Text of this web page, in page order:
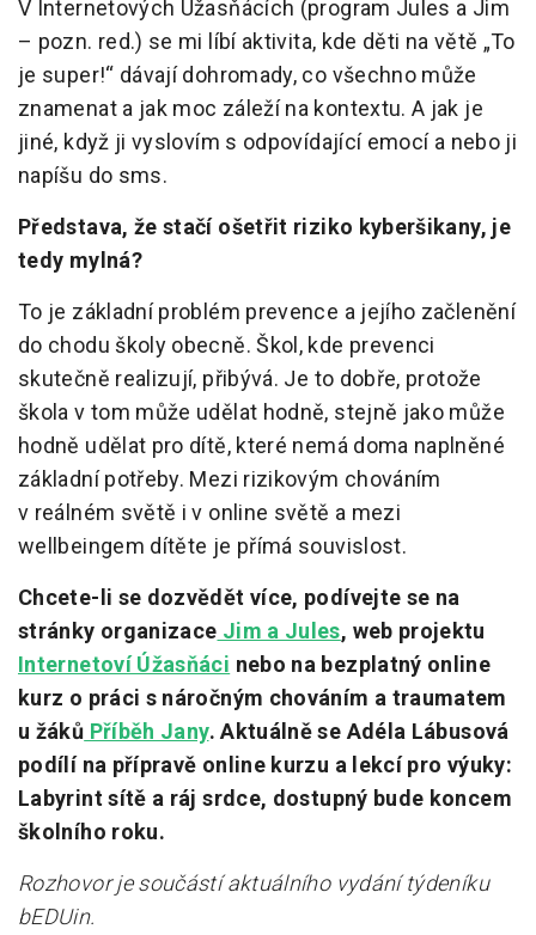
V Internetových Úžasňácích (program Jules a Jim
– pozn. red.) se mi líbí aktivita, kde děti na větě „To
je super!“ dávají dohromady, co všechno může
znamenat a jak moc záleží na kontextu. A jak je
jiné, když ji vyslovím s odpovídající emocí a nebo ji
napíšu do sms.
Představa, že stačí ošetřit riziko kyberšikany, je
tedy mylná?
To je základní problém prevence a jejího začlenění
do chodu školy obecně. Škol, kde prevenci
skutečně realizují, přibývá. Je to dobře, protože
škola v tom může udělat hodně, stejně jako může
hodně udělat pro dítě, které nemá doma naplněné
základní potřeby. Mezi rizikovým chováním
v reálném světě i v online světě a mezi
wellbeingem dítěte je přímá souvislost.
Chcete-li se dozvědět více, podívejte se na
stránky organizace Jim a Jules, web projektu
Internetoví Úžasňáci nebo na bezplatný online
kurz o práci s náročným chováním a traumatem
u žáků Příběh Jany. Aktuálně se Adéla Lábusová
podílí na přípravě online kurzu a lekcí pro výuky:
Labyrint sítě a ráj srdce, dostupný bude koncem
školního roku.
Rozhovor je součástí aktuálního vydání týdeníku
bEDUin.